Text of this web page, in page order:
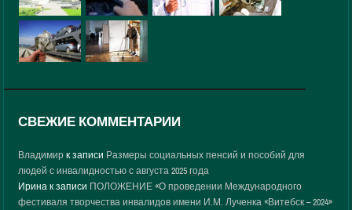
СВЕЖИЕ КОММЕНТАРИИ
Владимир к записи Размеры социальных пенсий и пособий для
людей с инвалидностью с августа 2025 года
Ирина к записи ПОЛОЖЕНИЕ «О проведении Международного
фестиваля творчества инвалидов имени И.М. Лученка «Витебск – 2024»